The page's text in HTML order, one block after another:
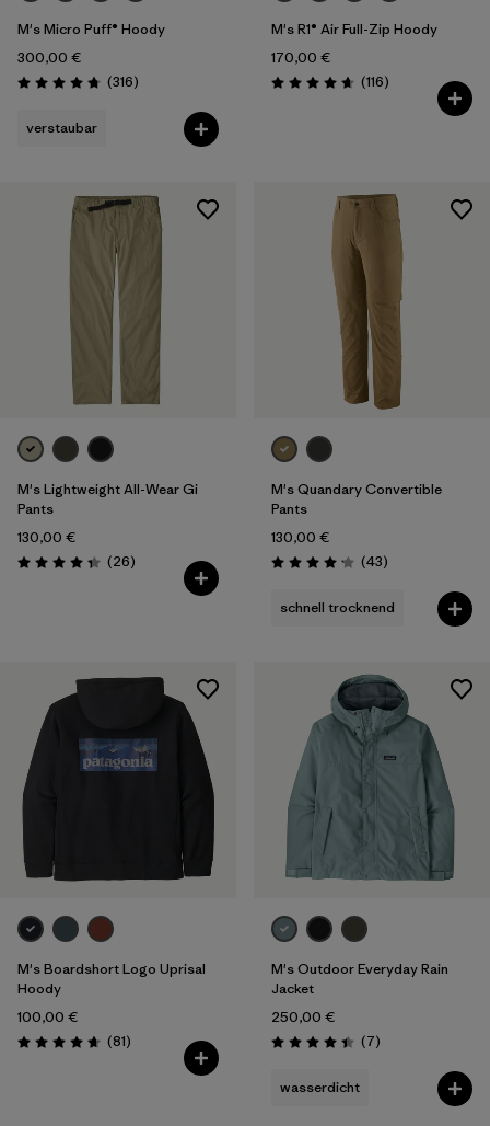
M's Micro Puff® Hoody
300,00 €
Bewertung: 4.7 / 5
(316Rezensionen
)
verstaubar
M's R1® Air Full-Zip Hoody
170,00 €
Bewertung: 4.7 / 5
(116Rezensionen
)
M's Lightweight All-Wear Gi
Pants
130,00 €
Bewertung: 4.3 / 5
(26Rezensionen
)
M's Quandary Convertible
Pants
130,00 €
Bewertung: 4.2 / 5
(43Rezensionen
)
schnell trocknend
M's Boardshort Logo Uprisal
Hoody
100,00 €
Bewertung: 4.6 / 5
(81Rezensionen
)
M's Outdoor Everyday Rain
Jacket
250,00 €
Bewertung: 4.4 / 5
(7Rezensionen
)
wasserdicht